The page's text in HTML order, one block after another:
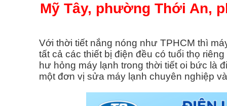
Mỹ Tây, phường Thới An,
Với thời tiết nắng nóng như TPHCM thì
tất cả các thiết bị điện đều có tuổi thọ
hư hỏng máy lạnh trong thời tiết oi bức là
một đơn vị sửa máy lạnh chuyên nghiệp
Công Ống Đồng Máy Lạnh
Sửa Tủ Lạnh Quận 1
Sửa Tủ Lạnh Quận 2
Sửa Tủ Lạnh Quận 3